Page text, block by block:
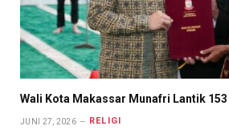
Wali Kota Makassar Munafri Lantik
JUNI 27, 2026 RELIGI